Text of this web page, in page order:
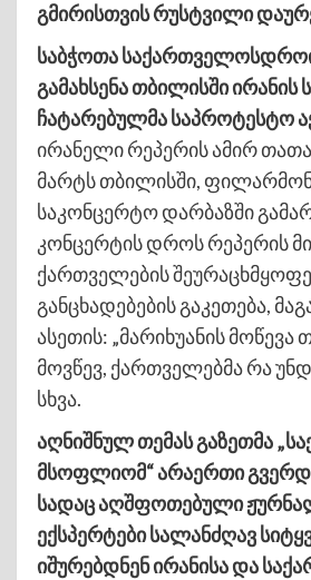
გმირისთვის რუსტვილი
საბჭოთა
გამახსენა თბილისში
ჩატარებულმა საპროტესტო
ირანელი რეპერის ამირ
მარტს თბილისში,
საკონცერტო დარბაზში
კონცერტის დროს რეპერის
ქართველების
განცხადებების გაკეთება,
ასეთის: „მარიხუანის მოწევა
მოვწევ, ქართველებმა რა
სხვა.
აღნიშნულ თემას გაზეთმა
მსოფლიომ“ არაერთი
სადაც აღშფოთებული
ექსპერტები სალანძღავ
იშურებდნენ ირანისა და